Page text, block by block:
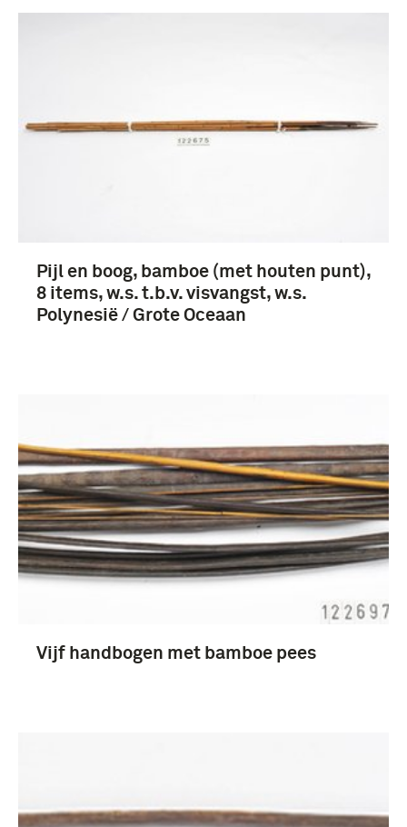
Pijl en boog, bamboe (met houten punt),
8 items, w.s. t.b.v. visvangst, w.s.
Polynesië / Grote Oceaan
Vijf handbogen met bamboe pees